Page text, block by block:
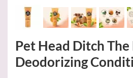
Pet Head Ditch
Deodorizing